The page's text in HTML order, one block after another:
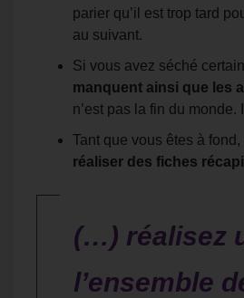
parier qu’il est trop tard
au suivant.
Si vous avez séché
manquent ainsi que les
n’est pas la fin du
Tant que vous êtes à
réaliser des fiches
(…) réalisez
l’ensemble